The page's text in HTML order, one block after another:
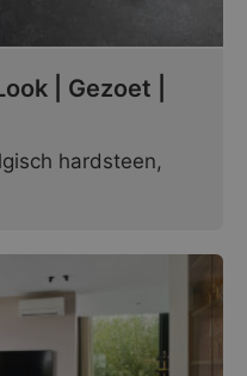
| Gezoet |
hardsteen,